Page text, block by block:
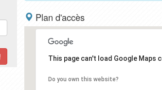
Plan d'accès
This page can't load Google Maps
Do you own this website?